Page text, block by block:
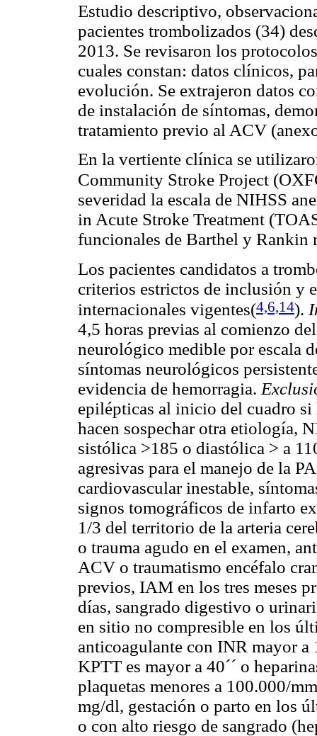
Estudio descriptivo,
pacientes trombolizados (34)
2013. Se revisaron los
cuales constan: datos clínicos,
evolución. Se extrajeron datos
de instalación de síntomas,
tratamiento previo al ACV
En la vertiente clínica se
Community Stroke Project
severidad la escala de NIHSS
in Acute Stroke Treatment
funcionales de Barthel y Rankin
Los pacientes candidatos a
criterios estrictos de inclusión y
internacionales vigentes(4,6,14).
4,5 horas previas al comienzo
neurológico medible por escala
síntomas neurológicos
evidencia de hemorragia.
epilépticas al inicio del cuadro
hacen sospechar otra etiología,
sistólica >185 o diastólica > a
agresivas para el manejo de la
cardiovascular inestable,
signos tomográficos de infarto
1/3 del territorio de la arteria
o trauma agudo en el examen,
ACV o traumatismo encéfalo
previos, IAM en los tres meses
días, sangrado digestivo o
en sitio no compresible en los
anticoagulante con INR mayor a
KPTT es mayor a 40´´ o
plaquetas menores a 100.000/
mg/dl, gestación o parto en los
o con alto riesgo de sangrado